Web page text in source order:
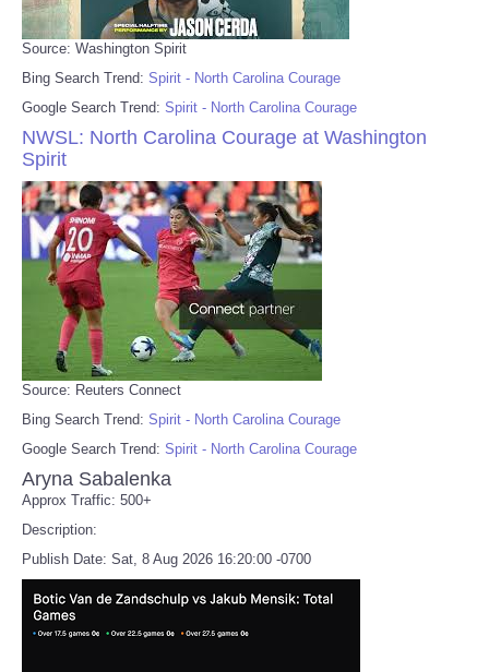
Source: Washington Spirit
Bing Search Trend: Spirit - North Carolina Courage
Google Search Trend: Spirit - North Carolina Courage
NWSL: North Carolina Courage at Washington
Spirit
Source: Reuters Connect
Bing Search Trend: Spirit - North Carolina Courage
Google Search Trend: Spirit - North Carolina Courage
Aryna Sabalenka
Approx Traffic: 500+
Description:
Publish Date: Sat, 8 Aug 2026 16:20:00 -0700